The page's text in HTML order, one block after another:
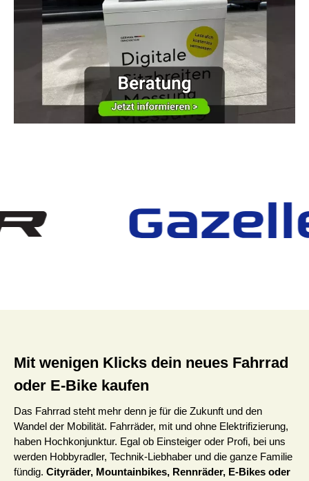
Mit wenigen Klicks dein neues Fahrrad
oder E-Bike kaufen
Das Fahrrad steht mehr denn je für die Zukunft und den
Wandel der Mobilität. Fahrräder, mit und ohne Elektrifizierung,
haben Hochkonjunktur. Egal ob Einsteiger oder Profi, bei uns
werden Hobbyradler, Technik-Liebhaber und die ganze Familie
fündig. Cityräder, Mountainbikes, Rennräder, E-Bikes oder